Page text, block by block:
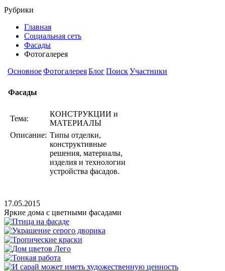
Рубрики
Главная
Социальная сеть
Фасады
Фотогалерея
ОсновноеФотогалереяБлогПоискУчастники
Фасады
Тема:
КОНСТРУКЦИИ и
МАТЕРИАЛЫ
Описание: Типы отделки,
конструктивные
решения, материалы,
изделия и технологии
устройства фасадов.
17.05.2015
Яркие дома с цветными фасадами